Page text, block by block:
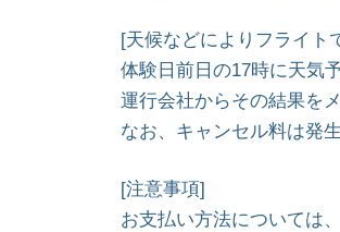
[天候などによりフライト
体験日前日の17時に天気
運行会社からその結果を
なお、キャンセル料は発
[注意事項]
お支払い方法については